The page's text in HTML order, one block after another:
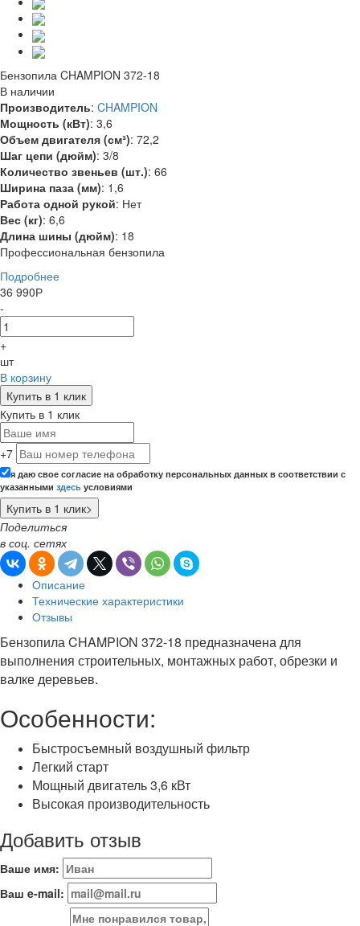
Бензопила CHAMPION 372-18
В наличии
Производитель: CHAMPION
Мощность (кВт): 3,6
Объем двигателя (см³): 72,2
Шаг цепи (дюйм): 3/8
Количество звеньев (шт.): 66
Ширина паза (мм): 1,6
Работа одной рукой: Нет
Вес (кг): 6,6
Длина шины (дюйм): 18
Профессиональная бензопила
Подробнее
36 990Р
-
+
шт
В корзину
Купить в 1 клик
Купить в 1 клик
+7
я даю свое согласие на обработку персональных данных в соответствии с
указанными здесь условиями
Поделиться
в соц. сетях
Описание
Технические характеристики
Отзывы
Бензопила CHAMPION 372-18 предназначена для
выполнения строительных, монтажных работ, обрезки и
валке деревьев.
Особенности:
Быстросъемный воздушный фильтр
Легкий старт
Мощный двигатель 3,6 кВт
Высокая производительность
Добавить отзыв
Ваше имя:
Ваш e-mail: